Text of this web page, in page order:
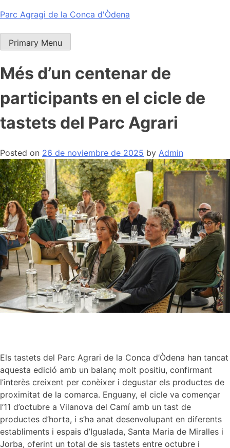
Skip
content
Parc Agragi de la Conca d'Òdena
Primary Menu
Més d’un centenar de
participants en el cicle de
tastets del Parc Agrari
Posted on 26 de noviembre de 2025 by Admin
Els tastets del Parc Agrari de la Conca d’Òdena han tancat
aquesta edició amb un balanç molt positiu, confirmant
l’interès creixent per conèixer i degustar els productes de
proximitat de la comarca. Enguany, el cicle va començar
l’11 d’octubre a Vilanova del Camí amb un tast de
productes d’horta, i s’ha anat desenvolupant en diferents
establiments i espais d’Igualada, Santa Maria de Miralles i
Jorba, oferint un total de sis tastets entre octubre i